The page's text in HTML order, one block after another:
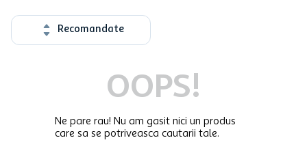
Recomandate
OOPS!
Ne pare rau! Nu am gasit nici un produs
care sa se potriveasca cautarii tale.